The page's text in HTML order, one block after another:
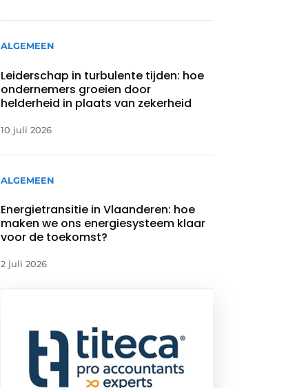
ALGEMEEN
Leiderschap in turbulente tijden: hoe
ondernemers groeien door
helderheid in plaats van zekerheid
10 juli 2026
ALGEMEEN
Energietransitie in Vlaanderen: hoe
maken we ons energiesysteem klaar
voor de toekomst?
2 juli 2026